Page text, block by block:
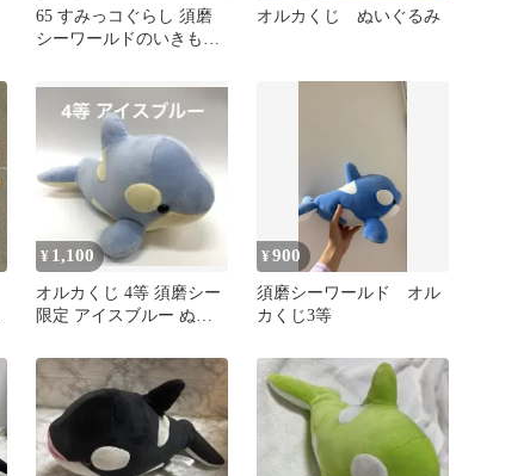
65 すみっコぐらし 須磨
シーワールドのいきもの
ナゴ
オルカくじ ぬいぐるみ
¥ 1,100
オルカくじ 4等 須磨シー
限定 アイスブルー ぬい
¥900
須磨シーワールド オル
カくじ3等